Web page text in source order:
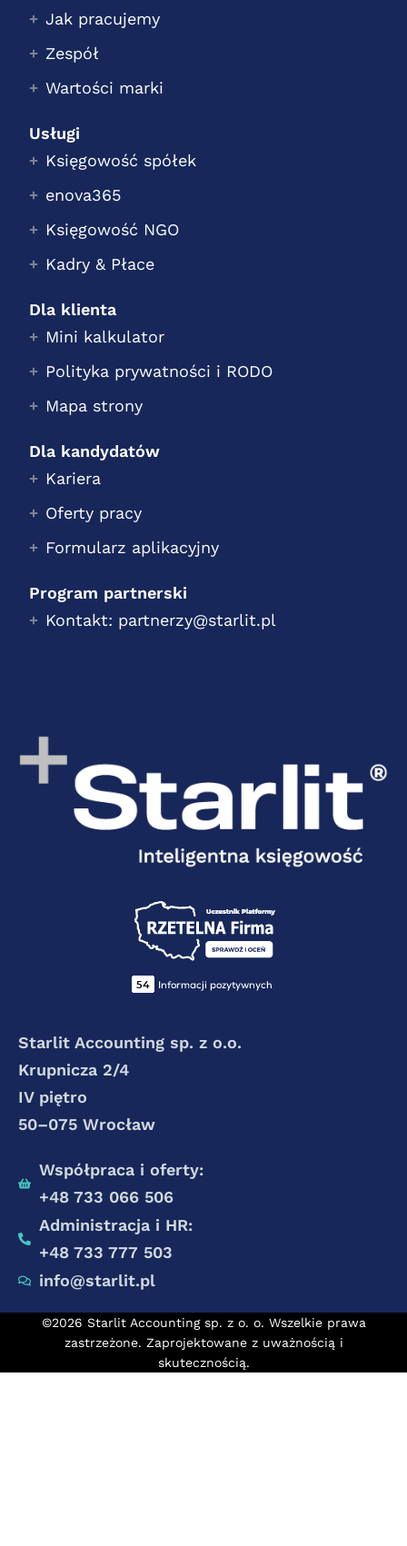
Jak pracujemy
Zespół
Wartości marki
Usługi
Księgowość spółek
enova365
Księgowość NGO
Kadry & Płace
Dla klienta
Mini kalkulator
Polityka prywatności i RODO
Mapa strony
Dla kandydatów
Kariera
Oferty pracy
Formularz aplikacyjny
Program partnerski
Kontakt: partnerzy@starlit.pl
Starlit Accounting sp. z o.o.
Krupnicza 2/4
IV piętro
50–075 Wrocław
Współpraca i oferty:
+48 733 066 506
Administracja i HR:
+48 733 777 503
info@starlit.pl
©2026 Starlit Accounting sp. z o. o. Wszelkie prawa
zastrzeżone. Zaprojektowane z uważnością i
skutecznością.